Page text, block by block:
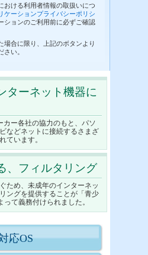
おける利用者情報の取扱いにつ
ケーションプライバシーポリシ
ションのご利用前に必ずご確認
場合に限り、上記のボタンより
さい。
ターネット機器に
カー各社の協力のもと、パソ
などネットに接続するさまざ
ています。
、フィルタリング
ため、未成年のインターネッ
ングを提供することが「青少
って義務付けられました。
応OS